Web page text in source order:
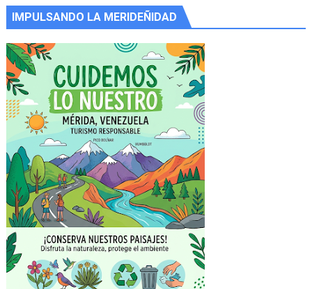
IMPULSANDO LA MERIDEÑIDAD